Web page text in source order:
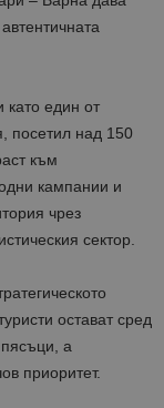
като един от
посетил над 150
към
кампании и
чрез
сектор.
остават сред
а
приоритет.